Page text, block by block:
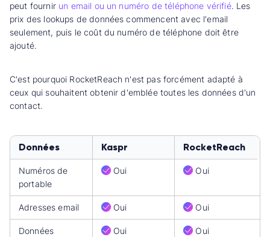
peut fournir un email ou un numéro de téléphone vérifié. Les
prix des lookups de données commencent avec l'email
seulement, puis le coût du numéro de téléphone doit être
ajouté.
C'est pourquoi RocketReach n'est pas forcément adapté à
ceux qui souhaitent obtenir d'emblée toutes les données d'un
contact.
Données Kaspr RocketReach
Numéros de
portable
Oui Oui
Adresses email Oui Oui
Données
Oui Oui